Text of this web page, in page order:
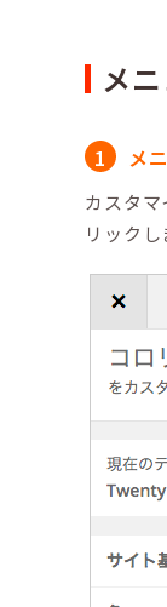
メ
メ
カスタ
リックし